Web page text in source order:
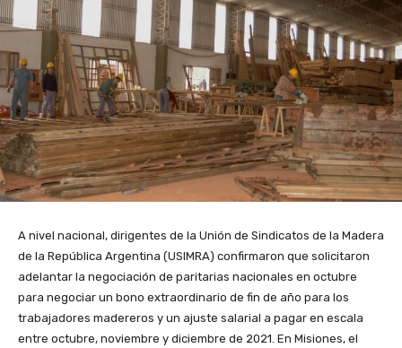
A nivel nacional, dirigentes de la Unión de Sindicatos de la Madera
de la República Argentina (USIMRA) confirmaron que solicitaron
adelantar la negociación de paritarias nacionales en octubre
para negociar un bono extraordinario de fin de año para los
trabajadores madereros y un ajuste salarial a pagar en escala
entre octubre, noviembre y diciembre de 2021. En Misiones, el